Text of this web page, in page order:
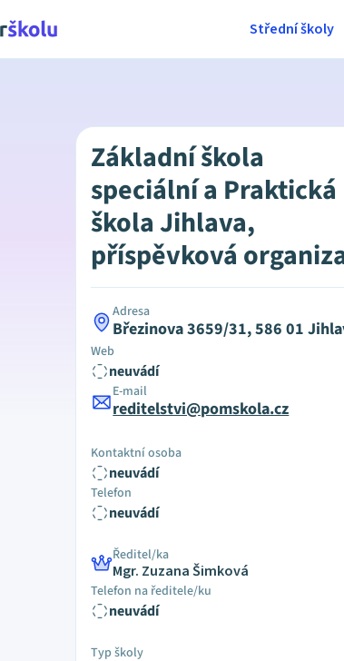
Střední školy
Základní škola
speciální a Praktická
škola Jihlava,
příspěvková
Adresa
Březinova 3659/31, 586 01
Web
neuvádí
E-mail
reditelstvi@pomskola.cz
Kontaktní osoba
neuvádí
Telefon
neuvádí
Ředitel/ka
Mgr. Zuzana Šimková
Telefon na ředitele/ku
neuvádí
Typ školy